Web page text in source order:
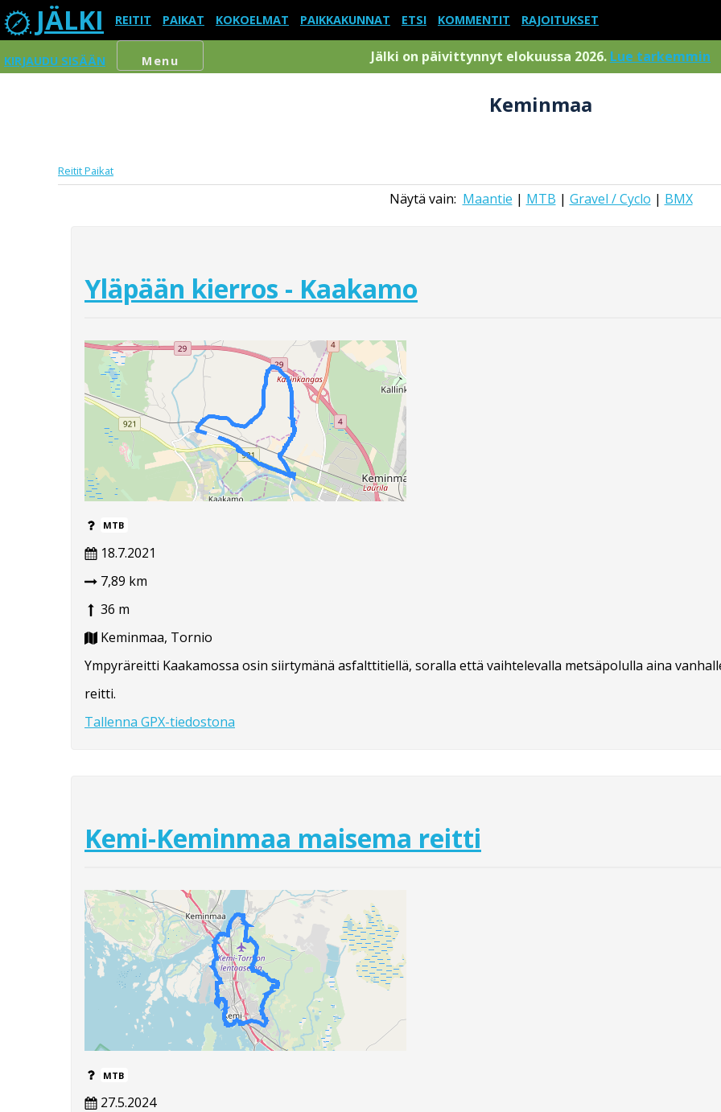
JÄLKI REITIT PAIKAT KOKOELMAT PAIKKAKUNNAT ETSI KOMMENTIT RAJOITUKSET
KIRJAUDU SISÄÄN Menu Jälki on päivittynnyt elokuussa 2026. Lue tarkemmin
Keminmaa
ReititPaikat
Näytä vain: Maantie | MTB | Gravel / Cyclo | BMX
Yläpään kierros - Kaakamo
MTB
18.7.2021
7,89 km
36 m
Keminmaa, Tornio
Ympyräreitti Kaakamossa osin siirtymänä asfalttitiellä, soralla että vaihtelevalla metsäpolulla aina
reitti.
Tallenna GPX-tiedostona
Kemi-Keminmaa maisema reitti
MTB
27.5.2024